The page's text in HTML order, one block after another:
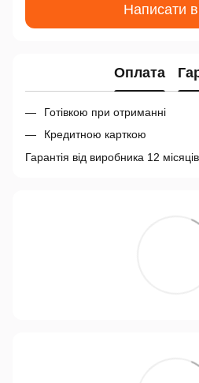
Написати
Оплата
Готівкою при отриманні
Кредитною карткою
Гарантія від виробника 12 місяців.